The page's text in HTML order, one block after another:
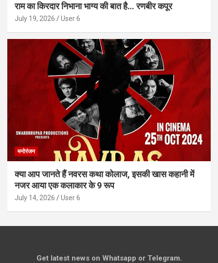
राम का किरदार निभाना भाग्य की बात है… रणबीर कपूर
July 19, 2026 User 6
मनोरंजन
क्या आप जानते हैं नवरस कथा कोलाज, इसकी खास कहानी में
नजर आया एक कलाकार के 9 रूप
July 14, 2026 User 6
Get latest news on Whatsapp or Telegram.